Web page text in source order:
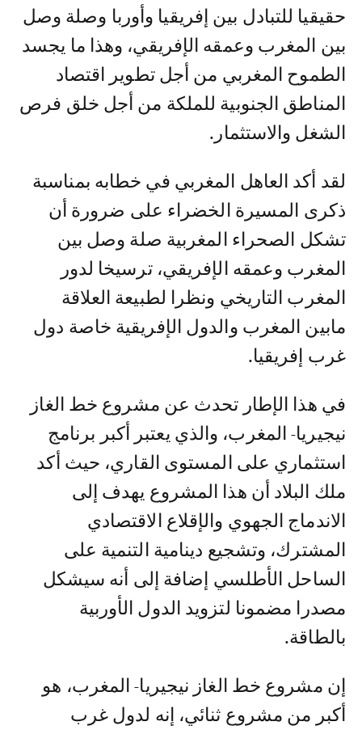
حقيقيا للتبادل بين إفريقيا وأوربا وصلة وصل
بين المغرب وعمقه الإفريقي، وهذا ما يجسد
الطموح المغربي من أجل تطوير اقتصاد
المناطق الجنوبية للملكة من أجل خلق فرص
الشغل والاستثمار.
لقد أكد العاهل المغربي في خطابه بمناسبة
ذكرى المسيرة الخضراء على ضرورة أن
تشكل الصحراء المغربية صلة وصل بين
المغرب وعمقه الإفريقي، ترسيخا لدور
المغرب التاريخي ونظرا لطبيعة العلاقة
مابين المغرب والدول الإفريقية خاصة دول
غرب إفريقيا.
في هذا الإطار تحدث عن مشروع خط الغاز
نيجيريا- المغرب، والذي يعتبر أكبر برنامج
استثماري على المستوى القاري، حيث أكد
ملك البلاد أن هذا المشروع يهدف إلى
الاندماج الجهوي والإقلاع الاقتصادي
المشترك، وتشجيع دينامية التنمية على
الساحل الأطلسي إضافة إلى أنه سيشكل
مصدرا مضمونا لتزويد الدول الأوربية
بالطاقة.
إن مشروع خط الغاز نيجيريا- المغرب، هو
أكبر من مشروع ثنائي، إنه لدول غرب